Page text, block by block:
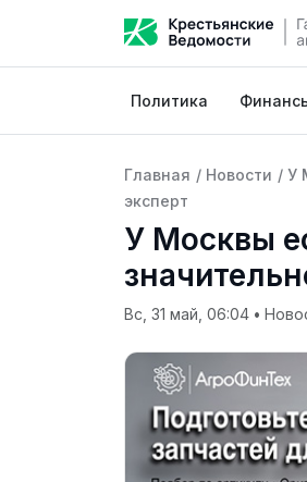
Политика
Главная / Новости / У
эксперт
У Москвы
Вс, 31 май, 06:04 •